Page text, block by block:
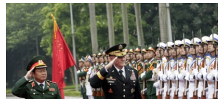
Lanjut
ke
Pencarian
IKUTI KAMI
Bahasa-bahasa